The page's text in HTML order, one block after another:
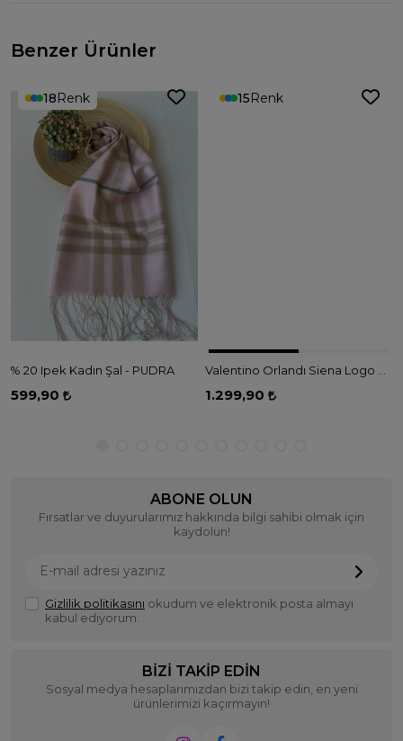
Benzer Ürünler
18Renk
% 20 Ipek Kadın Şal - PUDRA
599,90
15Renk
1.299,90
ABONE OLUN
Fırsatlar ve duyurularımız hakkında bilgi sahibi olmak için
kaydolun!
Gizlilik politikasını okudum ve elektronik posta almayı
kabul ediyorum.
BIZI TAKIP EDIN
Sosyal medya hesaplarımızdan bizi takip edin, en yeni
ürünlerimizi kaçırmayın!